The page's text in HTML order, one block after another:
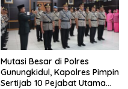
Mutasi Besar di Polres
Gunungkidul, Kapolres Pimpin
Sertijab 10 Pejabat Utama